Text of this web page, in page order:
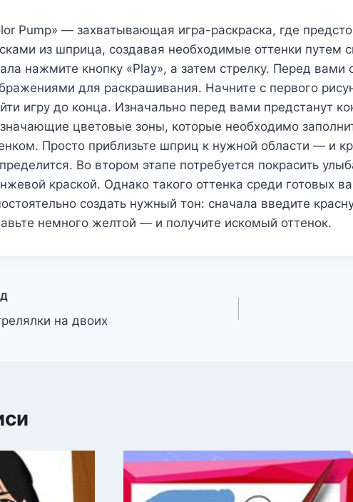
Pump» — захватывающая игра-раскраска, где
из шприца, создавая необходимые оттенки путем
нажмите кнопку «Play», а затем стрелку. Перед вами
для раскрашивания. Начните с первого
игру до конца. Изначально перед вами предстанут
цветовые зоны, которые необходимо
Просто приблизьте шприц к нужной области — и
Во втором этапе потребуется покрасить
краской. Однако такого оттенка среди готовых
создать нужный тон: сначала введите
немного желтой — и получите искомый оттенок.
на двоих